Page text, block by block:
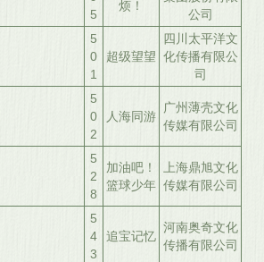
5
烦！
公司
5
0
1
超级望望
四川太平洋文
化传播有限公
司
5
0
2
人海同游
广州薄壳文化
传媒有限公司
5
2
8
加油吧！
篮球少年
上海鼎旭文化
传媒有限公司
5
4
3
追宝记忆
河南奥奇文化
传播有限公司